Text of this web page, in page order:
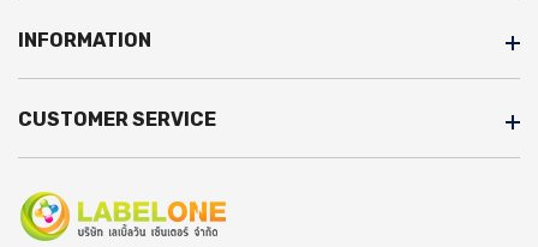
INFORMATION
CUSTOMER SERVICE